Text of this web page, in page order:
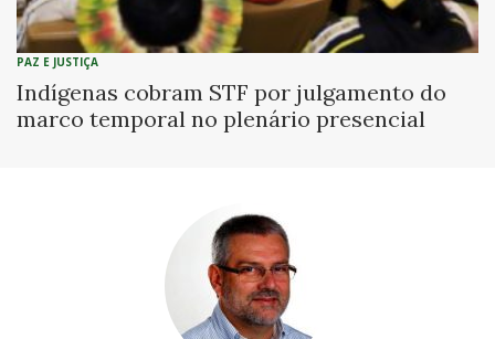
PAZ E JUSTIÇA
Indígenas cobram STF por julgamento do
marco temporal no plenário presencial